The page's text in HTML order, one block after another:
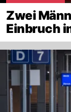
Zwei
Einbruch